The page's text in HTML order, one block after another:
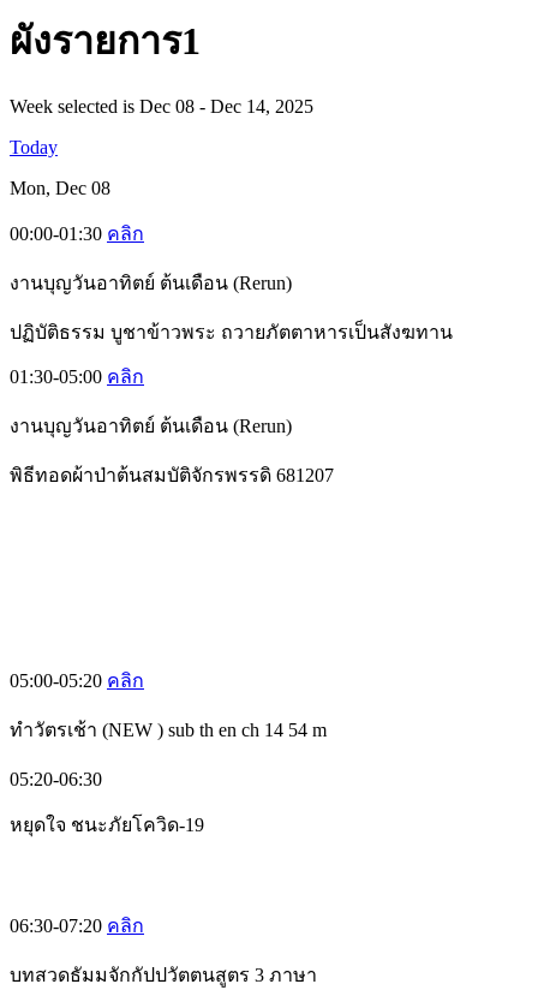
ผังรายการ1
Week selected is Dec 08 - Dec 14, 2025
Today
Mon, Dec 08
00:00-01:30 คลิก
งานบุญวันอาทิตย์ ต้นเดือน (Rerun)
ปฏิบัติธรรม บูชาข้าวพระ ถวายภัตตาหารเป็นสังฆทาน
01:30-05:00 คลิก
งานบุญวันอาทิตย์ ต้นเดือน (Rerun)
พิธีทอดผ้าป่าต้นสมบัติจักรพรรดิ 681207
05:00-05:20 คลิก
ทำวัตรเช้า (NEW ) sub th en ch 14 54 m
05:20-06:30
หยุดใจ ชนะภัยโควิด-19
06:30-07:20 คลิก
บทสวดธัมมจักกัปปวัตตนสูตร 3 ภาษา